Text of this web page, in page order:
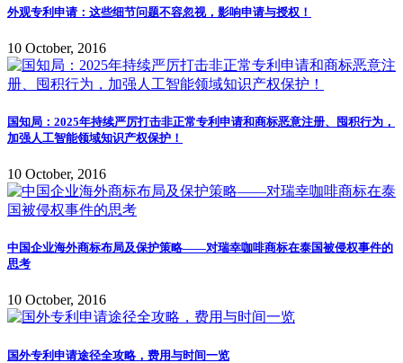
外观专利申请：这些细节问题不容忽视，影响申请与授权！
10 October, 2016
国知局：2025年持续严厉打击非正常专利申请和商标恶意注册、囤积行为，
加强人工智能领域知识产权保护！
10 October, 2016
中国企业海外商标布局及保护策略——对瑞幸咖啡商标在泰国被侵权事件的
思考
10 October, 2016
国外专利申请途径全攻略，费用与时间一览